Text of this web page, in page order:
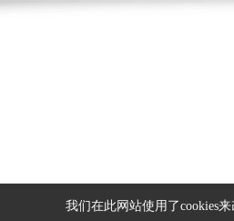
我们在此网站使用了cookies